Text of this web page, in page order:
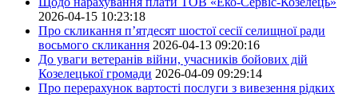
2026-04-15 10:23:18
Про скликання п’ятдесят шостої сесії селищної ради
восьмого скликання 2026-04-13 09:20:16
До уваги ветеранів війни, учасників бойових дій
Козелецької громади 2026-04-09 09:29:14
Про перерахунок вартості послуги з вивезення рідких